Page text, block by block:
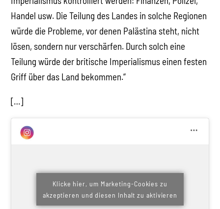
Handel usw. Die Teilung des Landes in solche Regionen
würde die Probleme, vor denen Palästina steht, nicht
lösen, sondern nur verschärfen. Durch solch eine
Teilung würde der britische Imperialismus einen festen
Griff über das Land bekommen.“
[…]
Klicke hier, um Marketing-Cookies zu
akzeptieren und diesen Inhalt zu aktivieren